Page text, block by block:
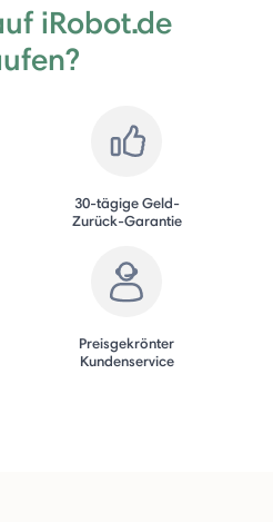
iRobot.de
30-tägige Geld-
Zurück-Garantie
Preisgekrönter
Kundenservice